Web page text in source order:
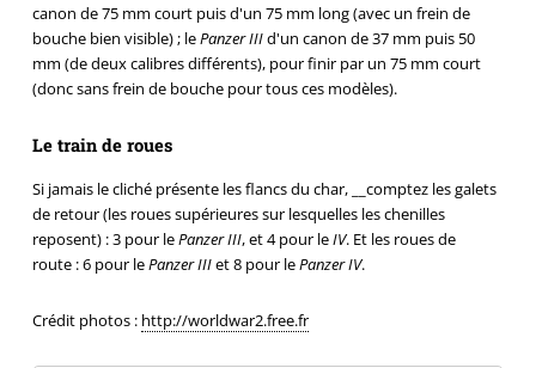
canon de 75 mm court puis d'un 75 mm long (avec un frein de
bouche bien visible) ; lePanzer IIId'un canon de 37 mm puis 50
mm (de deux calibres différents), pour finir par un 75 mm court
(donc sans frein de bouche pour tous ces modèles).
Le train de roues
Si jamais le cliché présente les flancs du char, __comptez les galets
de retour (les roues supérieures sur lesquelles les chenilles
reposent) : 3 pour lePanzer III, et 4 pour leIV. Et les roues de
route : 6 pour lePanzer IIIet 8 pour lePanzer IV.
Crédit photos : http://worldwar2.free.fr